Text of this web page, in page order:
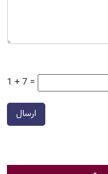
1 + 7 =
ارسال